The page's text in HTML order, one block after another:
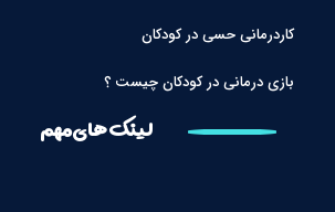
کاردرمانی حسی در کودکان
بازی درمانی در کودکان چیست ؟
لینک های مهم